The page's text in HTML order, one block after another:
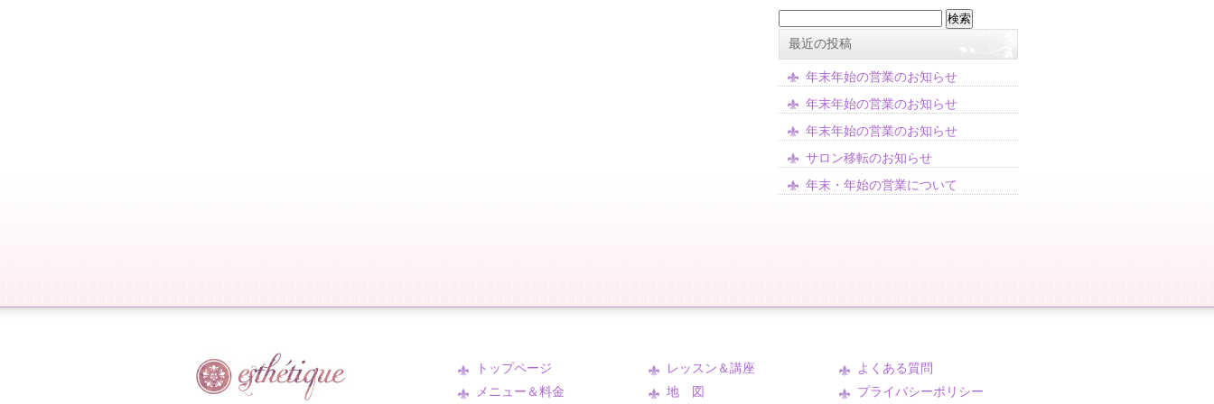
索:最近の投稿
年末年始の営業のお知らせ
年末年始の営業のお知らせ
年末年始の営業のお知らせ
サロン移転のお知らせ
年末・年始の営業について
トップページ
メニュー＆料金
レッスン＆講座
地 図
よくある質問
プライバシーポリシー